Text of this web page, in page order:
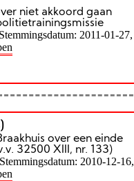
niet akkoord gaan
2011-01-27,
over een einde
32500 XIII, nr. 133)
2010-12-16,